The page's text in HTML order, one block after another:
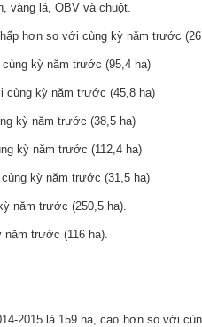
vàng lá, OBV và chuột.
hơn so với cùng kỳ năm trước
kỳ năm trước (95,4 ha)
cùng kỳ năm trước (45,8 ha)
kỳ năm trước (38,5 ha)
kỳ năm trước (112,4 ha)
kỳ năm trước (31,5 ha)
năm trước (250,5 ha).
năm trước (116 ha).
2015 là 159 ha, cao hơn so với